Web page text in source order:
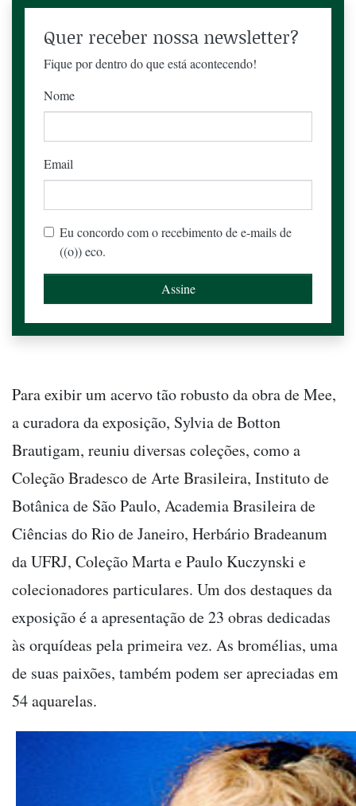
Quer receber nossa newsletter?
Fique por dentro do que está acontecendo!
Nome
Email
Eu concordo com o recebimento de e-mails de
((o)) eco.
Para exibir um acervo tão robusto da obra de Mee,
a curadora da exposição, Sylvia de Botton
Brautigam, reuniu diversas coleções, como a
Coleção Bradesco de Arte Brasileira, Instituto de
Botânica de São Paulo, Academia Brasileira de
Ciências do Rio de Janeiro, Herbário Bradeanum
da UFRJ, Coleção Marta e Paulo Kuczynski e
colecionadores particulares. Um dos destaques da
exposição é a apresentação de 23 obras dedicadas
às orquídeas pela primeira vez. As bromélias, uma
de suas paixões, também podem ser apreciadas em
54 aquarelas.